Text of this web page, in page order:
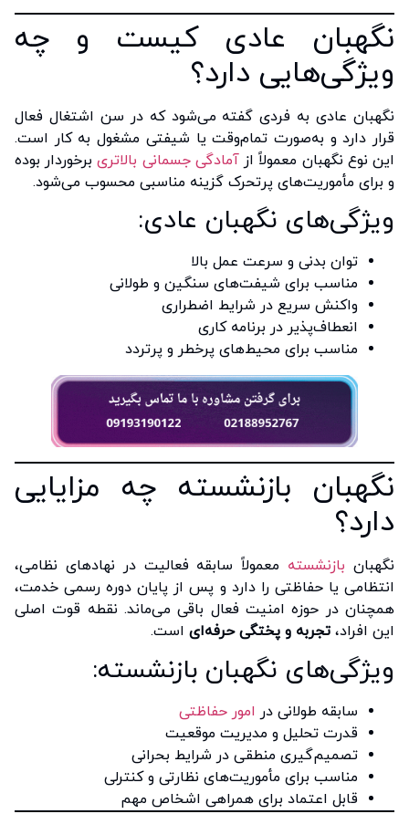
نگهبان عادی کیست و چه
ویژگی‌هایی دارد؟
نگهبان عادی به فردی گفته می‌شود که در سن اشتغال فعال
قرار دارد و به‌صورت تمام‌وقت یا شیفتی مشغول به کار است.
این نوع نگهبان معمولاً ازآمادگی جسمانی بالاتریبرخوردار بوده
و برای مأموریت‌های پرتحرک گزینه مناسبی محسوب می‌شود.
ویژگی‌های نگهبان عادی:
توان بدنی و سرعت عمل بالا
مناسب برای شیفت‌های سنگین و طولانی
واکنش سریع در شرایط اضطراری
انعطاف‌پذیر در برنامه‌ کاری
مناسب برای محیط‌های پرخطر و پرتردد
نگهبان بازنشسته چه مزایایی
دارد؟
نگهبان بازنشسته معمولاً سابقه فعالیت در نهادهای نظامی،
انتظامی یا حفاظتی را دارد و پس از پایان دوره رسمی خدمت،
همچنان در حوزه امنیت فعال باقی می‌ماند. نقطه قوت اصلی
این افراد،تجربه و پختگی حرفه‌ای است.
ویژگی‌های نگهبان بازنشسته:
سابقه طولانی در امور حفاظتی
قدرت تحلیل و مدیریت موقعیت
تصمیم‌گیری منطقی در شرایط بحرانی
مناسب برای مأموریت‌های نظارتی و کنترلی
قابل اعتماد برای همراهی اشخاص مهم